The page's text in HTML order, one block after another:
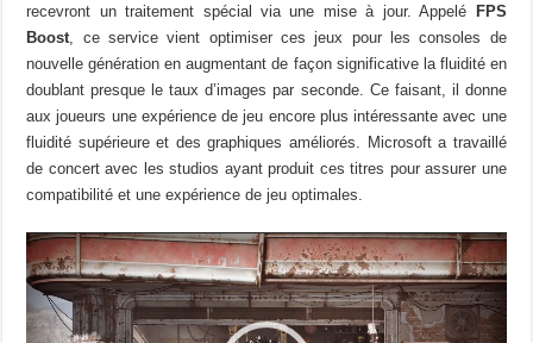
recevront un traitement spécial via une mise à jour. Appelé FPS
Boost , ce service vient optimiser ces jeux pour les consoles de
nouvelle génération en augmentant de façon significative la fluidité en
doublant presque le taux d’images par seconde. Ce faisant, il donne
aux joueurs une expérience de jeu encore plus intéressante avec une
fluidité supérieure et des graphiques améliorés. Microsoft a travaillé
de concert avec les studios ayant produit ces titres pour assurer une
compatibilité et une expérience de jeu optimales.
Lecteur
vidéo